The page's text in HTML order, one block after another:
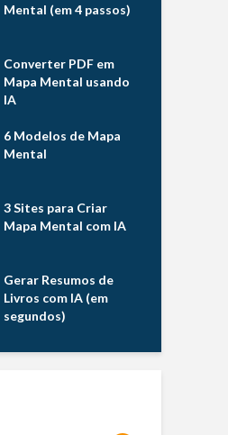
Mental (em 4 passos)
Converter PDF em
Mapa Mental usando
IA
6 Modelos de Mapa
Mental
3 Sites para Criar
Mapa Mental com IA
Gerar Resumos de
Livros com IA (em
segundos)